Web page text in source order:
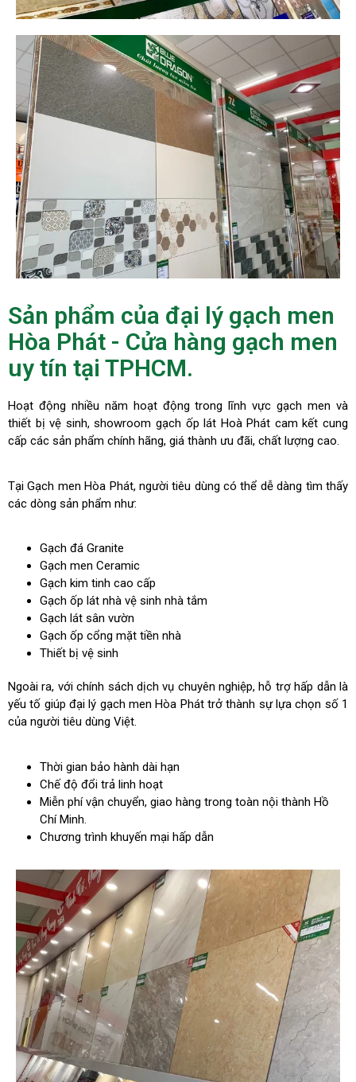
Sản phẩm của đại lý gạch men
Hòa Phát - Cửa hàng gạch men
uy tín tại TPHCM.
Hoạt động nhiều năm hoạt động trong lĩnh vực gạch men và
thiết bị vệ sinh, showroom gạch ốp lát Hoà Phát cam kết cung
cấp các sản phẩm chính hãng, giá thành ưu đãi, chất lượng cao.
Tại Gạch men Hòa Phát, người tiêu dùng có thể dễ dàng tìm thấy
các dòng sản phẩm như:
Gạch đá Granite
Gạch men Ceramic
Gạch kim tinh cao cấp
Gạch ốp lát nhà vệ sinh nhà tắm
Gạch lát sân vườn
Gạch ốp cổng mặt tiền nhà
Thiết bị vệ sinh
Ngoài ra, với chính sách dịch vụ chuyên nghiệp, hỗ trợ hấp dẫn là
yếu tố giúp đại lý gạch men Hòa Phát trở thành sự lựa chọn số 1
của người tiêu dùng Việt.
Thời gian bảo hành dài hạn
Chế độ đổi trả linh hoạt
Miễn phí vận chuyển, giao hàng trong toàn nội thành Hồ
Chí Minh.
Chương trình khuyến mại hấp dẫn